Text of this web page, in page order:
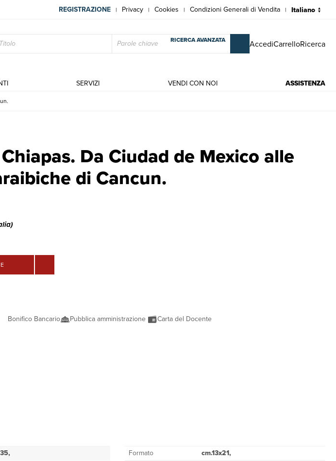
REGISTRAZIONE | Privacy | Cookies | Condizioni Generali di Vendita |
RICERCA AVANZATA AccediCarrelloRicerca
SERVIZI VENDI CON NOI ASSISTENZA
Da Ciudad de Mexico alle
di Cancun.
de Mexico alle spiagge caraibiche di Cancun. | Libri antichi e moderni | Macchia,Antonella.
Bonifico Bancario Pubblica amministrazione Carta del Docente
Formato
cm.13x21,